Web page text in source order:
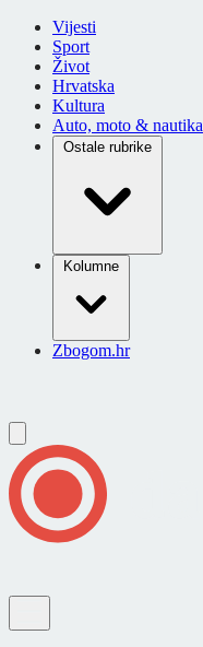
Vijesti
Sport
Život
Hrvatska
Kultura
Auto, moto & nautika
Ostale rubrike
Kolumne
Zbogom.hr